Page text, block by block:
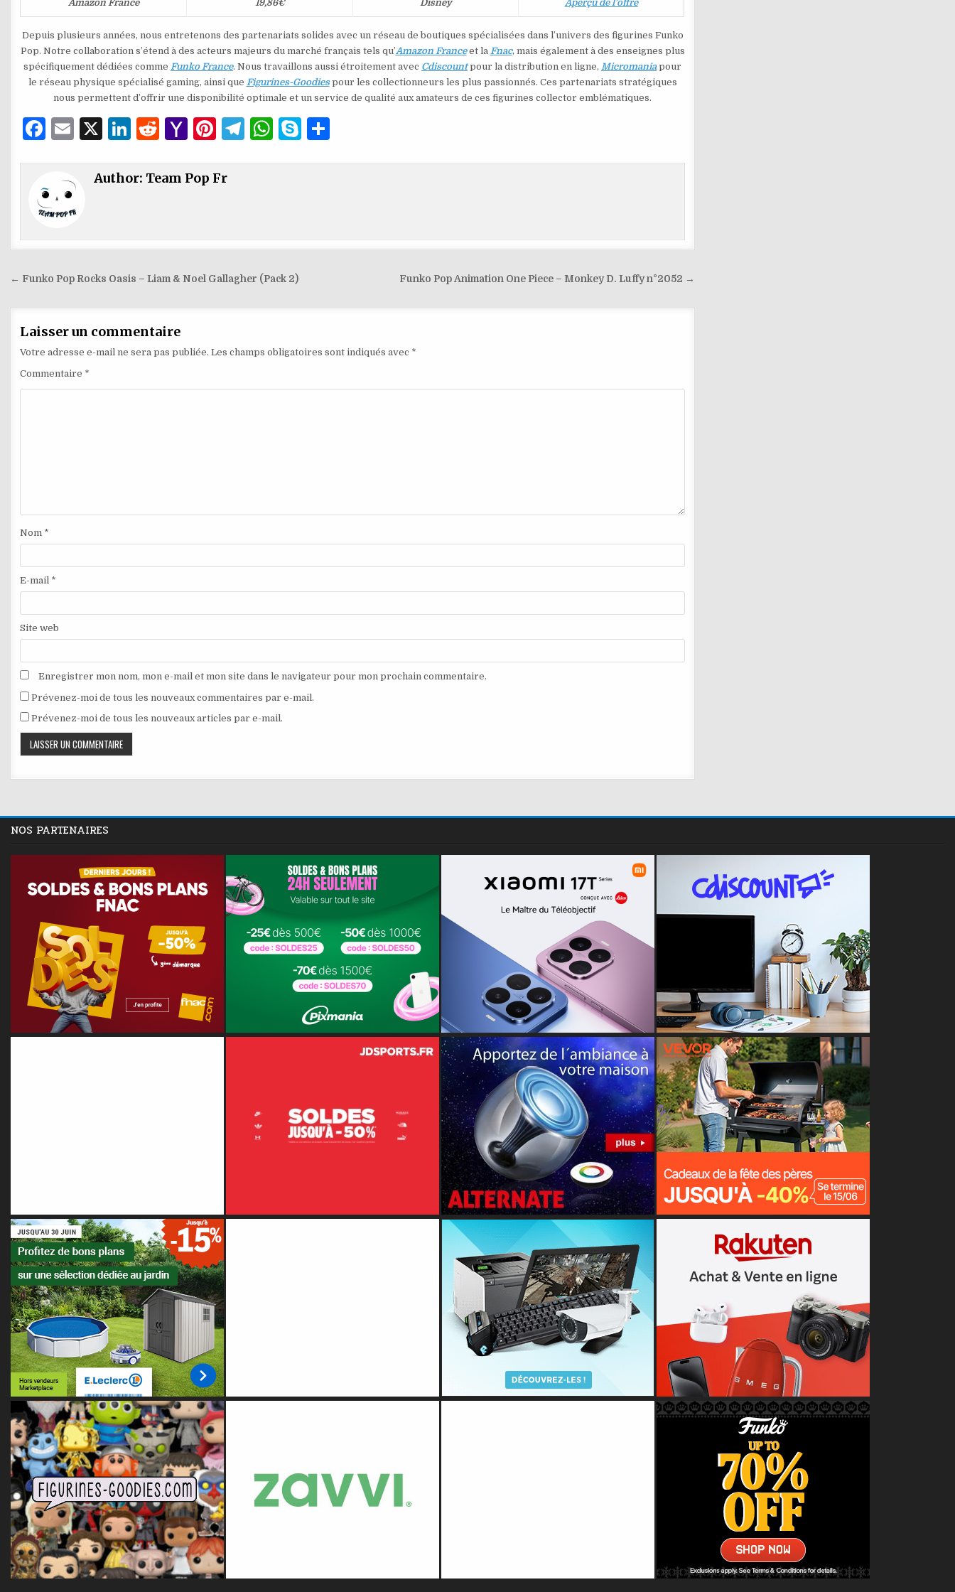
Amazon France 19,86€ Disney Aperçu de l’offre
Depuis plusieurs années, nous entretenons des partenariats solides avec un réseau de boutiques spécialisées dans l’univers des figurines Funko
Pop. Notre collaboration s’étend à des acteurs majeurs du marché français tels qu’Amazon Franceet la Fnac, mais également à des enseignes plus
spécifiquement dédiées comme Funko France. Nous travaillons aussi étroitement avec Cdiscountpour la distribution en ligne, Micromaniapour
le réseau physique spécialisé gaming, ainsi que Figurines-Goodiespour les collectionneurs les plus passionnés. Ces partenariats stratégiques
nous permettent d’offrir une disponibilité optimale et un service de qualité aux amateurs de ces figurines collector emblématiques.
F
e
b
o
k
E
l
X
Li
k
n
R
d
Y
h
M
l
Pi
te
T
m
W
p
S
Author: Team Pop Fr
Navigation
l’article
Funko Pop Animation One Piece – Monkey D. Luffy n°2052 →
← Funko Pop Rocks Oasis – Liam & Noel Gallagher (Pack 2)
Laisser un commentaire
Votre adresse e-mail ne sera pas publiée. Les champs obligatoires sont indiqués avec *
Commentaire *
Nom *
E-mail *
Site web
Enregistrer mon nom, mon e-mail et mon site dans le navigateur pour mon prochain commentaire.
Prévenez-moi de tous les nouveaux commentaires par e-mail.
Prévenez-moi de tous les nouveaux articles par e-mail.
NOS PARTENAIRES